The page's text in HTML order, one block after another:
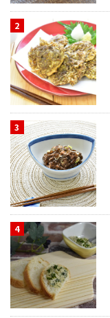
2
3
4